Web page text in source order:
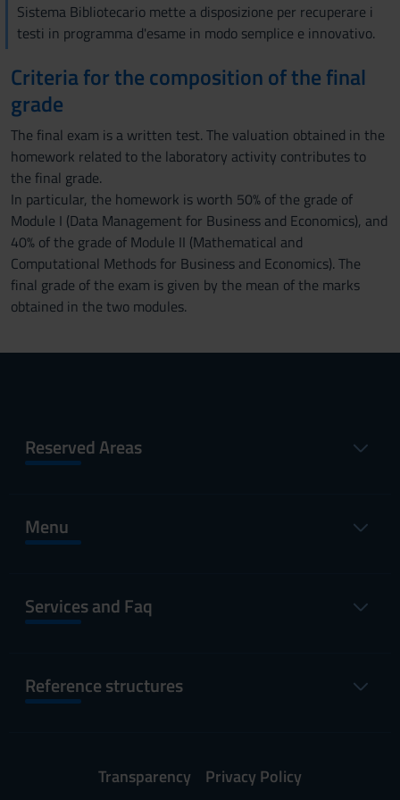
Sistema Bibliotecario mette a disposizione per recuperare i
testi in programma d'esame in modo semplice e innovativo.
Criteria for the composition of the final
grade
The final exam is a written test. The valuation obtained in the
homework related to the laboratory activity contributes to
the final grade.
In particular, the homework is worth 50% of the grade of
Module I (Data Management for Business and Economics), and
40% of the grade of Module II (Mathematical and
Computational Methods for Business and Economics). The
final grade of the exam is given by the mean of the marks
obtained in the two modules.
Reserved Areas
Menu
Services and Faq
Reference structures
Transparency
Privacy Policy